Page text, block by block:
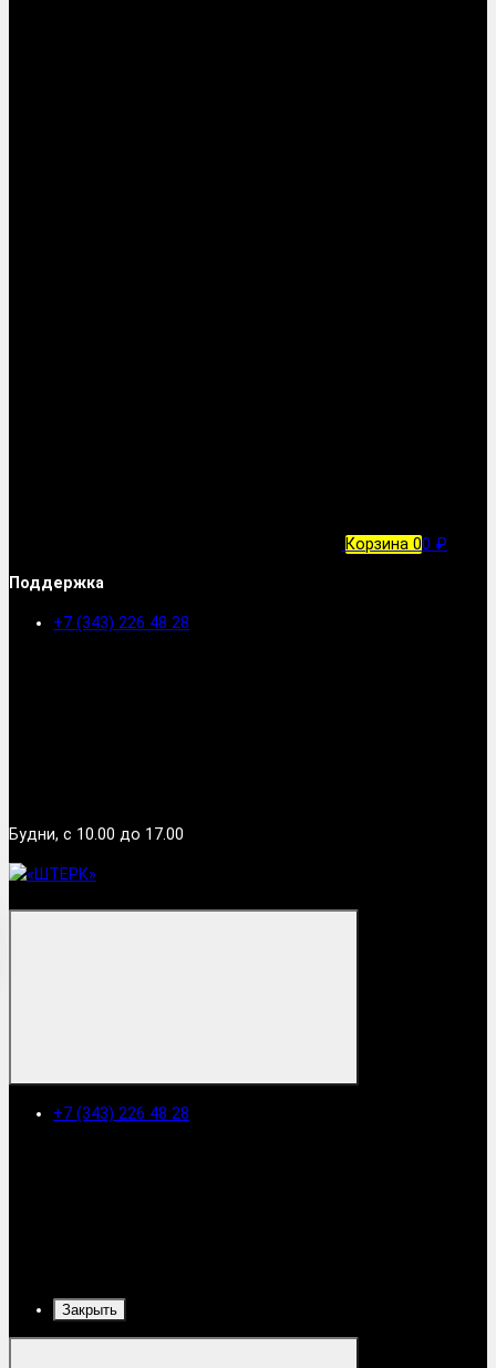
Корзина 00 ₽
Поддержка
+7 (343) 226 48 28
Будни, с 10.00 до 17.00
+7 (343) 226 48 28
Закрыть